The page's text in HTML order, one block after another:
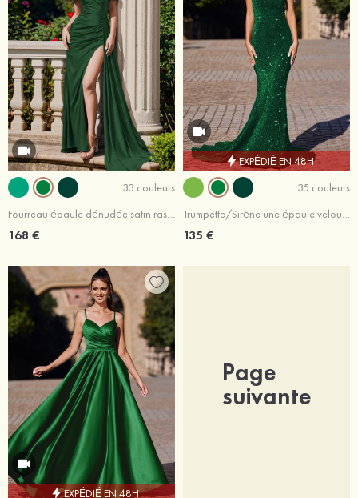
33 couleurs
Fourreau épaule dénudée satin ras du sol robe de bal
168 €
EXPÉDIÉ EN 48H
35 couleurs
Trumpette/Sirène une épaule velours paillettes traîne balayage robe de bal
135 €
EXPÉDIÉ EN 48H
Page
suivante